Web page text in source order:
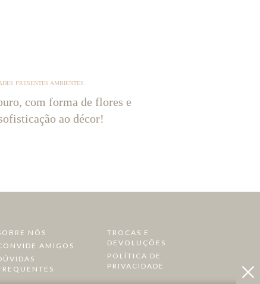
PRESENTES AMBIENTES
com forma de flores e
ao décor!
NÓS
AMIGOS
TROCAS E
DEVOLUÇÕES
POLÍTICA DE
PRIVACIDADE